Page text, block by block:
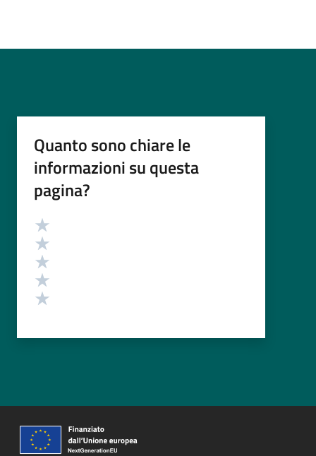
Quanto sono chiare le
informazioni su questa
pagina?
Valutazione